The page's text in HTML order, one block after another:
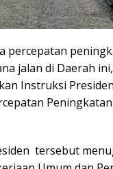
jalan di Daerah
Instruksi
tersebut